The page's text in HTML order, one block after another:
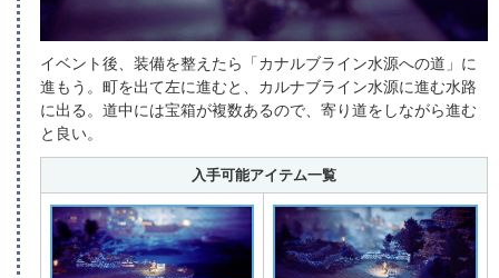
イベント後、装備を整えたら「カナルブライン水源への道」に
進もう。町を出て左に進むと、カルナブライン水源に進む水路
に出る。道中には宝箱が複数あるので、寄り道をしながら進む
と良い。
入手可能アイテム一覧